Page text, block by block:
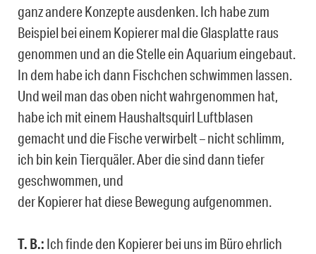
ganz andere Konzepte ausdenken. Ich habe zum
Beispiel bei einem Kopierer mal die Glasplatte raus
genommen und an die Stelle ein Aquarium eingebaut.
In dem habe ich dann Fischchen schwimmen lassen.
Und weil man das oben nicht wahrgenommen hat,
habe ich mit einem Haushaltsquirl Luftblasen
gemacht und die Fische verwirbelt – nicht schlimm,
ich bin kein Tierquäler. Aber die sind dann tiefer
geschwommen, und
der Kopierer hat diese Bewegung aufgenommen.
T. B.: Ich finde den Kopierer bei uns im Büro ehrlich